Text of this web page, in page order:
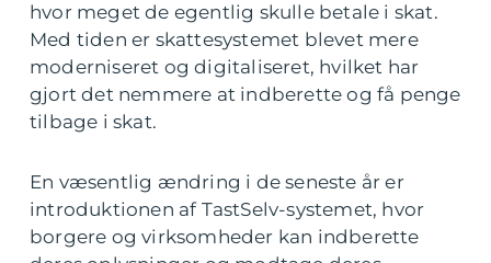
hvor meget de egentlig skulle betale i skat.
Med tiden er skattesystemet blevet mere
moderniseret og digitaliseret, hvilket har
gjort det nemmere at indberette og få penge
tilbage i skat.
En væsentlig ændring i de seneste år er
introduktionen af TastSelv-systemet, hvor
borgere og virksomheder kan indberette